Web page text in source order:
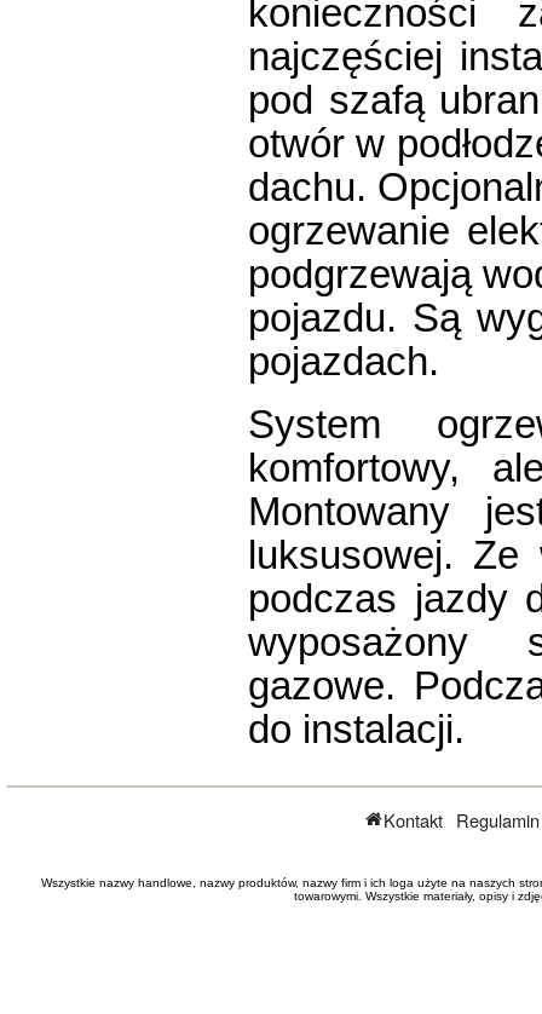
konieczności
najczęściej
pod szafą
otwór w
dachu.
ogrzewanie
podgrzewają
pojazdu. Są
pojazdach.
System
komfortowy,
Montowany
luksusowej. Ze
podczas jazdy
wyposażony
gazowe.
do instalacji.
Kontakt
Wszystkie nazwy handlowe, nazwy produktów, nazwy firm i ich loga użyte na naszych
towarowymi. Wszystkie materiały, opisy i